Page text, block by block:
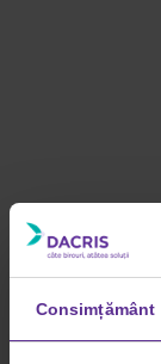
Consimțământ